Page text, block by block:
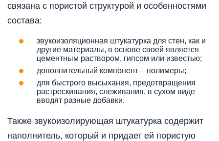
связана с пористой структурой и особенностями
состава:
звукоизоляционная штукатурка для стен, как и
другие материалы, в основе своей является
цементным раствором, гипсом или известью;
дополнительный компонент – полимеры;
для быстрого высыхания, предотвращения
растрескивания, слеживания, в сухом виде
вводят разные добавки.
Также звукоизолирующая штукатурка содержит
наполнитель, который и придает ей пористую